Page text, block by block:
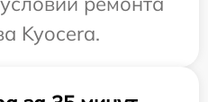
Kyocera.